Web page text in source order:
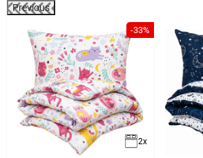
Previous
-33%
2x